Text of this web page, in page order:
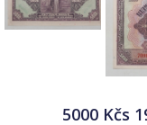
5000 Kčs